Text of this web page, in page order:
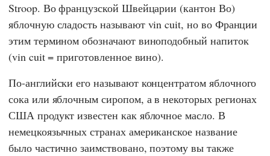
Stroop. Во французской Швейцарии (кантон Во)
яблочную сладость называют vin cuit, но во Франции
этим термином обозначают виноподобный напиток
(vin cuit = приготовленное вино).
По-английски его называют концентратом яблочного
сока или яблочным сиропом, а в некоторых регионах
США продукт известен как яблочное масло. В
немецкоязычных странах американское название
было частично заимствовано, поэтому вы также